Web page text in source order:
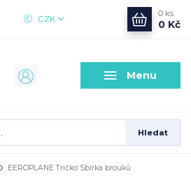
Menu
CZK
Hledat
0 ks
0 Kč
EEROPLANE Tričko Sbírka brouků